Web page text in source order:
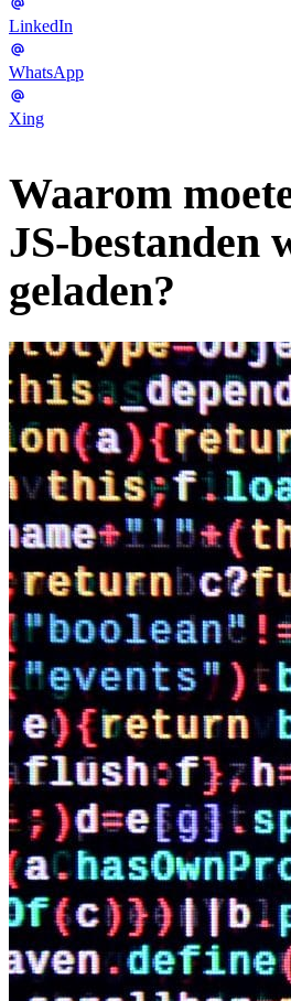
LinkedIn
WhatsApp
Xing
Waarom
JS-bestanden
geladen?